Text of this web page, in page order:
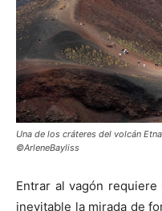
Una de los cráteres del volcán
©ArleneBayliss
Entrar al vagón requiere
inevitable la mirada de